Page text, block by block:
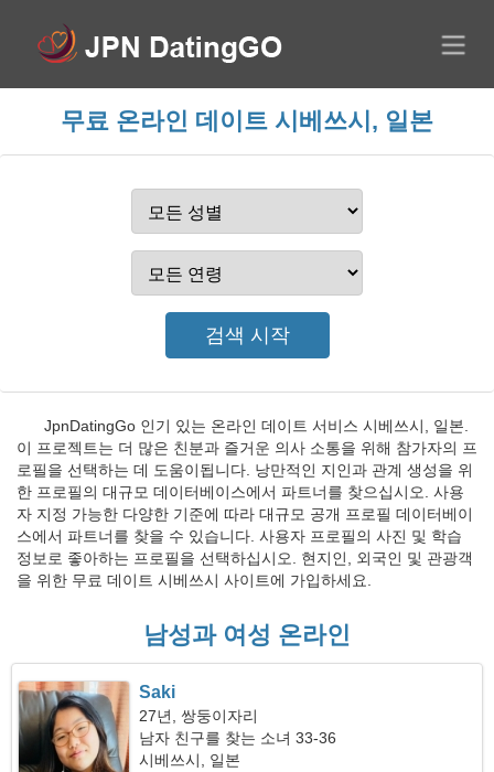
무료 온라인 데이트 시베쓰시, 일본
JpnDatingGo 인기 있는 온라인 데이트 서비스 시베쓰시, 일본.
이 프로젝트는 더 많은 친분과 즐거운 의사 소통을 위해 참가자의 프
로필을 선택하는 데 도움이됩니다. 낭만적인 지인과 관계 생성을 위
한 프로필의 대규모 데이터베이스에서 파트너를 찾으십시오. 사용
자 지정 가능한 다양한 기준에 따라 대규모 공개 프로필 데이터베이
스에서 파트너를 찾을 수 있습니다. 사용자 프로필의 사진 및 학습
정보로 좋아하는 프로필을 선택하십시오. 현지인, 외국인 및 관광객
을 위한 무료 데이트 시베쓰시 사이트에 가입하세요.
남성과 여성 온라인
Saki
27년, 쌍둥이자리
남자 친구를 찾는 소녀 33-36
시베쓰시, 일본